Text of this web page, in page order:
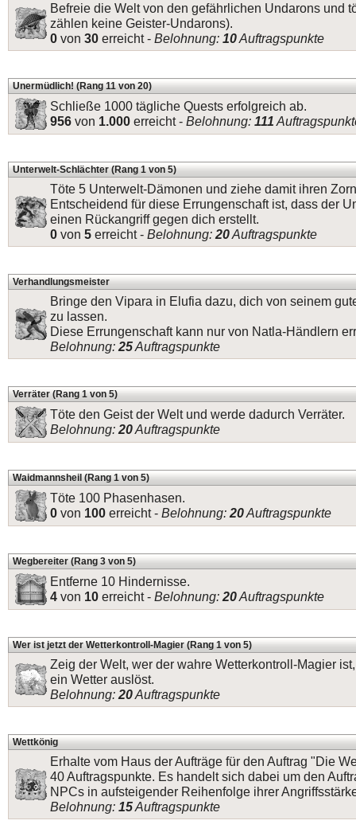
Befreie die Welt von den gefährlichen Undarons und
zählen keine Geister-Undarons).
0 von 30 erreicht - Belohnung: 10Auftragspunkte
Unermüdlich! (Rang 11 von 20)
Schließe 1000 tägliche Quests erfolgreich ab.
956 von 1.000 erreicht - Belohnung: 111
Unterwelt-Schlächter (Rang 1 von 5)
Töte 5 Unterwelt-Dämonen und ziehe damit ihren
Entscheidend für diese Errungenschaft ist, dass der
einen Rückangriff gegen dich erstellt.
0 von 5 erreicht - Belohnung: 20Auftragspunkte
Verhandlungsmeister
Bringe den Vipara in Elufia dazu, dich von seinem
zu lassen.
Diese Errungenschaft kann nur von Natla-Händlern
Belohnung: 25Auftragspunkte
Verräter (Rang 1 von 5)
Töte den Geist der Welt und werde dadurch Verräter.
Belohnung: 20Auftragspunkte
Waidmannsheil (Rang 1 von 5)
Töte 100 Phasenhasen.
0 von 100 erreicht - Belohnung: 20Auftragspunkte
Wegbereiter (Rang 3 von 5)
Entferne 10 Hindernisse.
4 von 10 erreicht - Belohnung: 20Auftragspunkte
Wer ist jetzt der Wetterkontroll-Magier (Rang 1 von 5)
Zeig der Welt, wer der wahre Wetterkontroll-Magier
ein Wetter auslöst.
Belohnung: 20Auftragspunkte
Wettkönig
Erhalte vom Haus der Aufträge für den Auftrag "Die
40 Auftragspunkte. Es handelt sich dabei um den
NPCs in aufsteigender Reihenfolge ihrer
Belohnung: 15Auftragspunkte